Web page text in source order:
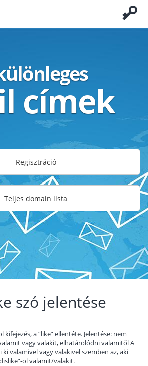
címek
Regisztráció
Teljes domain lista
szó jelentése
kifejezés, a “like” ellentéte. Jelentése: nem
vagy valakit, elhatárolódni valamitől A
ki valamivel vagy valakivel szemben az, aki
ol valamit/valakit.